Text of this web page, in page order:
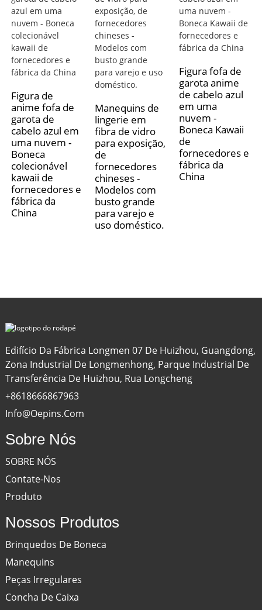
Figura de
anime fofa de
garota de
cabelo azul em
uma nuvem -
Boneca
colecionável
kawaii de
fornecedores e
fábrica da
China
Manequins de
lingerie em
fibra de vidro
para exposição,
de
fornecedores
chineses -
Modelos com
busto grande
para varejo e
uso doméstico.
Figura fofa de
garota anime
de cabelo azul
em uma
nuvem -
Boneca Kawaii
de
fornecedores e
fábrica da
China
Edifício Da Fábrica Longmen 07 De Huizhou, Guangdong,
Zona Industrial De Longmenhong, Parque Industrial De
Transferência De Huizhou, Rua Longcheng
+8618666867963
Info@oepins.com
Sobre Nós
SOBRE NÓS
Contate-Nos
Produto
Nossos Produtos
Brinquedos De Boneca
Manequins
Peças Irregulares
Concha De Caixa